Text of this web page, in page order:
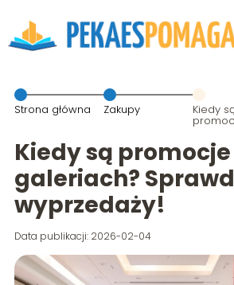
Strona główna Zakupy Kiedy
Kiedy są
galeriach?
wyprzedaży!
Data publikacji: 2026-02-04